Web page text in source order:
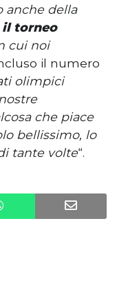
anche della
il torneo
cui noi
il numero
olimpici
che piace
bellissimo, lo
tante volte“.